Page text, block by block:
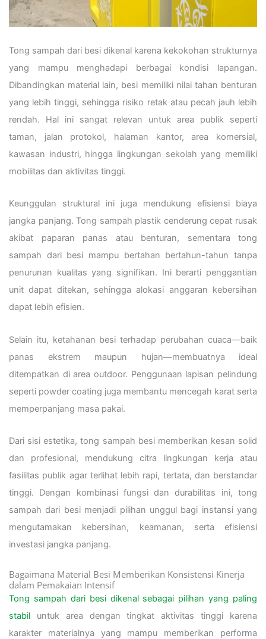
Tong sampah dari besi dikenal karena kekokohan strukturnya
yang mampu menghadapi berbagai kondisi lapangan.
Dibandingkan material lain, besi memiliki nilai tahan benturan
yang lebih tinggi, sehingga risiko retak atau pecah jauh lebih
rendah. Hal ini sangat relevan untuk area publik seperti
taman, jalan protokol, halaman kantor, area komersial,
kawasan industri, hingga lingkungan sekolah yang memiliki
mobilitas dan aktivitas tinggi.
Keunggulan struktural ini juga mendukung efisiensi biaya
jangka panjang. Tong sampah plastik cenderung cepat rusak
akibat paparan panas atau benturan, sementara tong
sampah dari besi mampu bertahan bertahun-tahun tanpa
penurunan kualitas yang signifikan. Ini berarti penggantian
unit dapat ditekan, sehingga alokasi anggaran kebersihan
dapat lebih efisien.
Selain itu, ketahanan besi terhadap perubahan cuaca—baik
panas ekstrem maupun hujan—membuatnya ideal
ditempatkan di area outdoor. Penggunaan lapisan pelindung
seperti powder coating juga membantu mencegah karat serta
memperpanjang masa pakai.
Dari sisi estetika, tong sampah besi memberikan kesan solid
dan profesional, mendukung citra lingkungan kerja atau
fasilitas publik agar terlihat lebih rapi, tertata, dan berstandar
tinggi. Dengan kombinasi fungsi dan durabilitas ini, tong
sampah dari besi menjadi pilihan unggul bagi instansi yang
mengutamakan kebersihan, keamanan, serta efisiensi
investasi jangka panjang.
Bagaimana Material Besi Memberikan Konsistensi Kinerja
dalam Pemakaian Intensif
Tong sampah dari besi dikenal sebagai pilihan yang paling
stabil untuk area dengan tingkat aktivitas tinggi karena
karakter materialnya yang mampu memberikan performa